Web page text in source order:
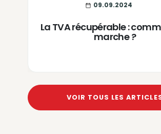
09.09.2024
La TVA récupérable :
marche ?
VOIR TOUS LES